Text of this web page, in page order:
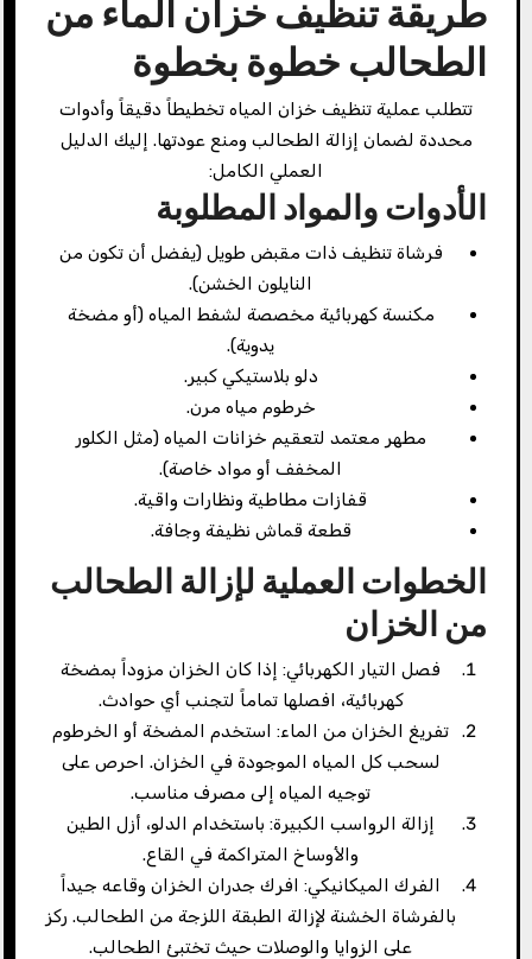
طريقة تنظيف خزان الماء من
الطحالب خطوة بخطوة
تتطلب عملية تنظيف خزان المياه تخطيطاً دقيقاً وأدوات
محددة لضمان إزالة الطحالب ومنع عودتها. إليك الدليل
العملي الكامل:
الأدوات والمواد المطلوبة
فرشاة تنظيف ذات مقبض طويل (يفضل أن تكون من
النايلون الخشن).
مكنسة كهربائية مخصصة لشفط المياه (أو مضخة
يدوية).
دلو بلاستيكي كبير.
خرطوم مياه مرن.
مطهر معتمد لتعقيم خزانات المياه (مثل الكلور
المخفف أو مواد خاصة).
قفازات مطاطية ونظارات واقية.
قطعة قماش نظيفة وجافة.
الخطوات العملية لإزالة الطحالب
من الخزان
فصل التيار الكهربائي: إذا كان الخزان مزوداً بمضخة
كهربائية، افصلها تماماً لتجنب أي حوادث.
تفريغ الخزان من الماء: استخدم المضخة أو الخرطوم
لسحب كل المياه الموجودة في الخزان. احرص على
توجيه المياه إلى مصرف مناسب.
إزالة الرواسب الكبيرة: باستخدام الدلو، أزل الطين
والأوساخ المتراكمة في القاع.
الفرك الميكانيكي: افرك جدران الخزان وقاعه جيداً
بالفرشاة الخشنة لإزالة الطبقة اللزجة من الطحالب. ركز
على الزوايا والوصلات حيث تختبئ الطحالب.